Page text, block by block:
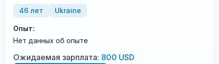
46 лет Ukraine
Опыт:
Нет данных об опыте
Ожидаемая зарплата: 800 USD